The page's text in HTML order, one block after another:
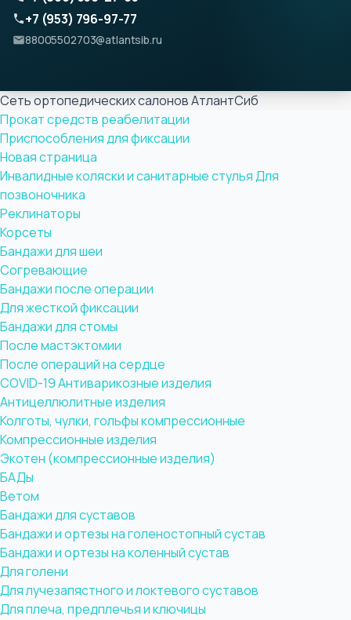
+7 (953) 796-97-77
88005502703@atlantsib.ru
Сеть ортопедических салонов АтлантСиб
Прокат средств реабелитации
Приспособления для фиксации
Новая страница
Инвалидные коляски и санитарные стульяДля
позвоночника
Реклинаторы
Корсеты
Бандажи для шеи
Согревающие
Бандажи после операции
Для жесткой фиксации
Бандажи для стомы
После мастэктомии
После операций на сердце
COVID-19Антиварикозные изделия
Антицеллюлитные изделия
Колготы, чулки, гольфы компрессионные
Компрессионные изделия
Экотен (компрессионные изделия)
БАДы
Ветом
Бандажи для суставов
Бандажи и ортезы на голеностопный сустав
Бандажи и ортезы на коленный сустав
Для голени
Для лучезапястного и локтевого суставов
Для плеча, предплечья и ключицы